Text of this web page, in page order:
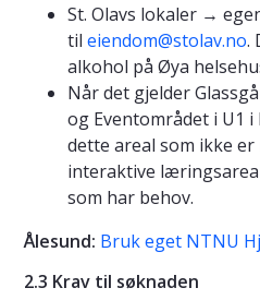
St. Olavs lokaler →
til eiendom@stolav.no.
alkohol på Øya
Når det gjelder
og Eventområdet i U1
dette areal som ikke
interaktive
som har behov.
Ålesund: Bruk eget NTNU
2.3 Krav til søknaden